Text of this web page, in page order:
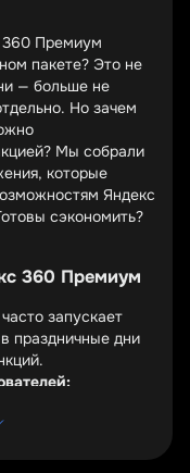
360 Премиум
пакете? Это не
— больше не
Но зачем
Мы собрали
которые
Яндекс
сэкономить?
360 Премиум
запускает
праздничные дни